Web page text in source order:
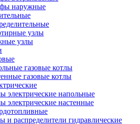
наружные
узлы
узлы
газовые котлы
газовые котлы
электрические напольные
электрические настенные
и распределители гидравлические